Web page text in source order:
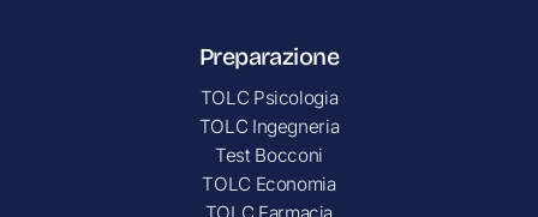
Preparazione
TOLC Psicologia
TOLC Ingegneria
Test Bocconi
TOLC Economia